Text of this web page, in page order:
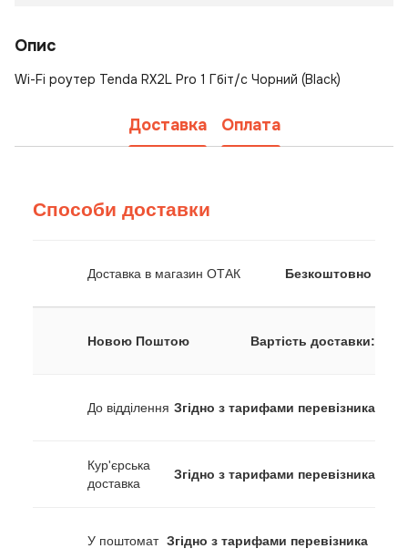
Опис
Wi-Fi роутер Tenda RX2L Pro 1 Гбіт/с Чорний (Black)
Доставка Оплата
Способи доставки
Доставка в магазин ОТАК Безкоштовно
Новою Поштою Вартість доставки:
До відділення Згідно з тарифами перевізника
Кур'єрська
доставка
Згідно з тарифами перевізника
У поштомат Згідно з тарифами перевізника